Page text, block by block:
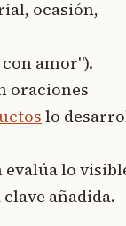
ocasión,
amor").
oraciones
lo
lo
añadida.